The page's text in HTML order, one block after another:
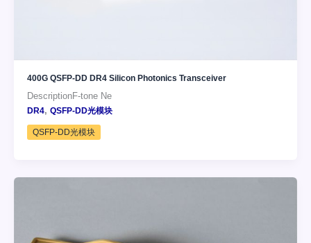
400G QSFP-DD DR4 Silicon Photonics Transceiver
DescriptionF-tone Ne
DR4, QSFP-DD光模块
QSFP-DD光模块